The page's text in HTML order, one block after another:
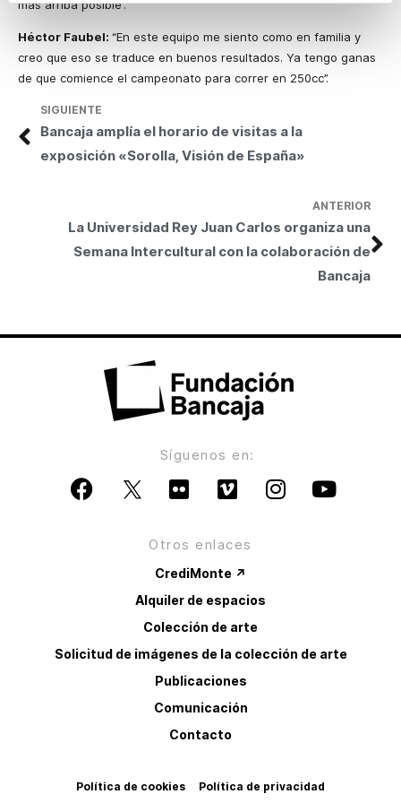
más arriba posible”.
Héctor Faubel: “En este equipo me siento como en familia y
creo que eso se traduce en buenos resultados. Ya tengo ganas
de que comience el campeonato para correr en 250cc”.
ANTERIOR
La Universidad Rey Juan Carlos organiza una
Semana Intercultural con la colaboración de
Bancaja
SIGUIENTE
Bancaja amplía el horario de visitas a la
exposición «Sorolla, Visión de España»
Síguenos en:
Otros enlaces
CrediMonte ↗
Alquiler de espacios
Colección de arte
Solicitud de imágenes de la colección de arte
Publicaciones
Comunicación
Contacto
Política de cookies Política de privacidad